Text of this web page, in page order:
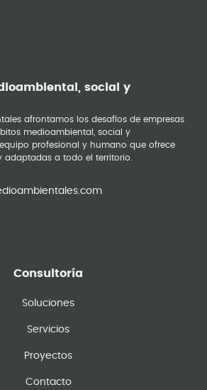
social y
afrontamos los desafíos de empresas
medioambiental, social y
profesional y humano que ofrece
adaptadas a todo el territorio.
Consultoría
Soluciones
Servicios
Proyectos
Contacto